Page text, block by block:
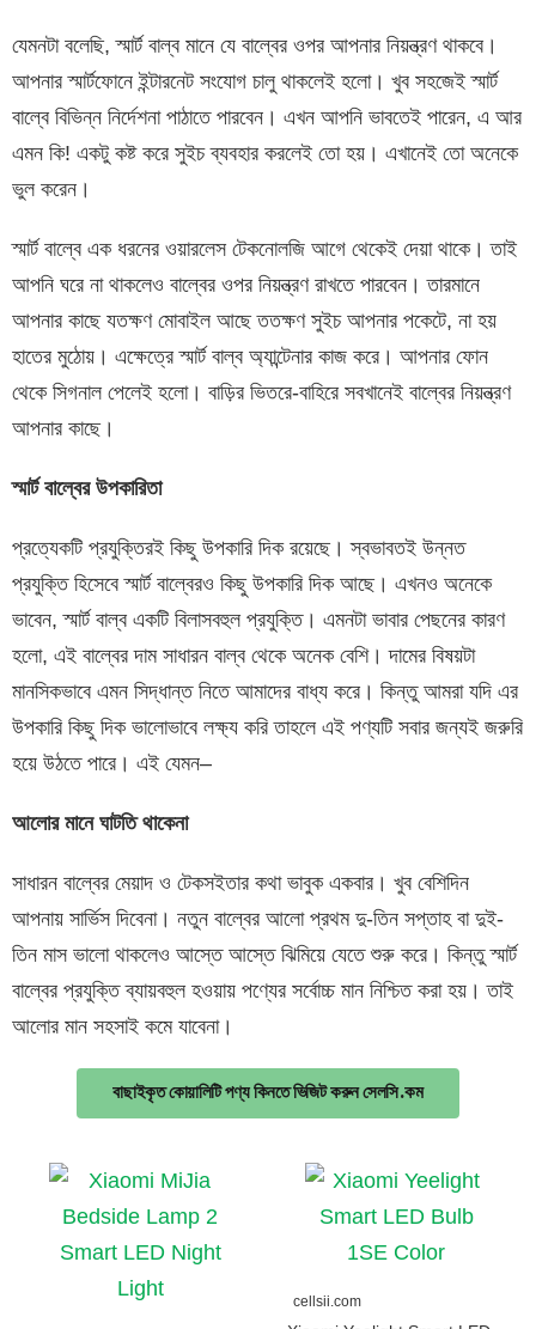
যেমনটা বলেছি, স্মার্ট বাল্ব মানে যে বাল্বের ওপর আপনার নিয়ন্ত্রণ থাকবে।
আপনার স্মার্টফোনে ইন্টারনেট সংযোগ চালু থাকলেই হলো। খুব সহজেই স্মার্ট
বাল্বে বিভিন্ন নির্দেশনা পাঠাতে পারবেন। এখন আপনি ভাবতেই পারেন, এ আর
এমন কি! একটু কষ্ট করে সুইচ ব্যবহার করলেই তো হয়। এখানেই তো অনেকে
ভুল করেন।
স্মার্ট বাল্বে এক ধরনের ওয়ারলেস টেকনোলজি আগে থেকেই দেয়া থাকে। তাই
আপনি ঘরে না থাকলেও বাল্বের ওপর নিয়ন্ত্রণ রাখতে পারবেন। তারমানে
আপনার কাছে যতক্ষণ মোবাইল আছে ততক্ষণ সুইচ আপনার পকেটে, না হয়
হাতের মুঠোয়। এক্ষেত্রে স্মার্ট বাল্ব অ্যান্টেনার কাজ করে। আপনার ফোন
থেকে সিগনাল পেলেই হলো। বাড়ির ভিতরে-বাহিরে সবখানেই বাল্বের নিয়ন্ত্রণ
আপনার কাছে।
স্মার্ট বাল্বের উপকারিতা
প্রত্যেকটি প্রযুক্তিরই কিছু উপকারি দিক রয়েছে। স্বভাবতই উন্নত
প্রযুক্তি হিসেবে স্মার্ট বাল্বেরও কিছু উপকারি দিক আছে। এখনও অনেকে
ভাবেন, স্মার্ট বাল্ব একটি বিলাসবহুল প্রযুক্তি। এমনটা ভাবার পেছনের কারণ
হলো, এই বাল্বের দাম সাধারন বাল্ব থেকে অনেক বেশি। দামের বিষয়টা
মানসিকভাবে এমন সিদ্ধান্ত নিতে আমাদের বাধ্য করে। কিন্তু আমরা যদি এর
উপকারি কিছু দিক ভালোভাবে লক্ষ্য করি তাহলে এই পণ্যটি সবার জন্যই জরুরি
হয়ে উঠতে পারে। এই যেমন–
আলোর মানে ঘাটতি থাকেনা
সাধারন বাল্বের মেয়াদ ও টেকসইতার কথা ভাবুক একবার। খুব বেশিদিন
আপনায় সার্ভিস দিবেনা। নতুন বাল্বের আলো প্রথম দু-তিন সপ্তাহ বা দুই-
তিন মাস ভালো থাকলেও আস্তে আস্তে ঝিমিয়ে যেতে শুরু করে। কিন্তু স্মার্ট
বাল্বের প্রযুক্তি ব্যায়বহুল হওয়ায় পণ্যের সর্বোচ্চ মান নিশ্চিত করা হয়। তাই
আলোর মান সহসাই কমে যাবেনা।
বাছাইকৃত কোয়ালিটি পণ্য কিনতে ভিজিট করুন সেলসি.কম
cellsii.com